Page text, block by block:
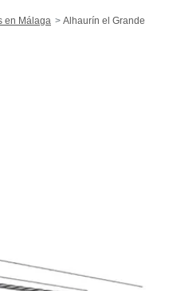
en Málaga Alhaurín el Grande